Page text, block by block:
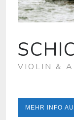
VIOLIN &
MEHR INFO